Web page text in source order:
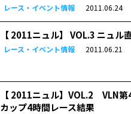
レース・イベント情報 2011.06.24
【 2011ニュル】 VOL.3 ニュル
レース・イベント情報 2011.06.21
【 2011ニュル】VOL.2 VLN
カップ4時間レース結果